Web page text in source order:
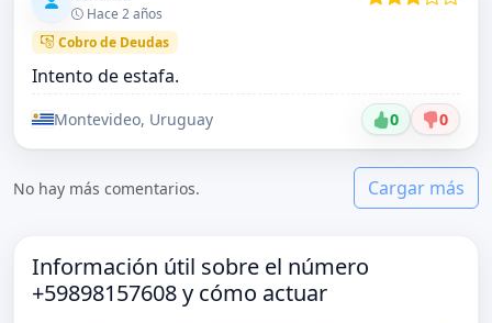
Hace 2 años
Cobro de Deudas
Intento de estafa.
Montevideo, Uruguay 0 0
No hay más comentarios. Cargar más
Información útil sobre el número
+59898157608 y cómo actuar